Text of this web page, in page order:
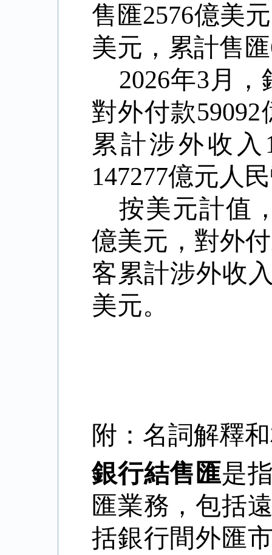
售匯2576億美
美元，累計售匯
2026年3 月
對外付款59092
累計涉外收入
147277億元人
按美元計值
億美元，對外
客累計涉外收
美元。
附：名詞解釋
銀行結售匯是
匯業務，包括
括銀行間外匯